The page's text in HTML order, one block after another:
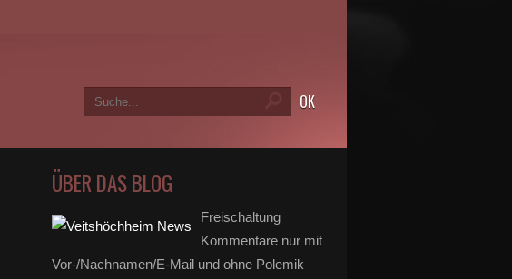
ÜBER DAS BLOG
Freischaltung
Kommentare nur mit
Vor-/Nachnamen/E-Mail und ohne Polemik